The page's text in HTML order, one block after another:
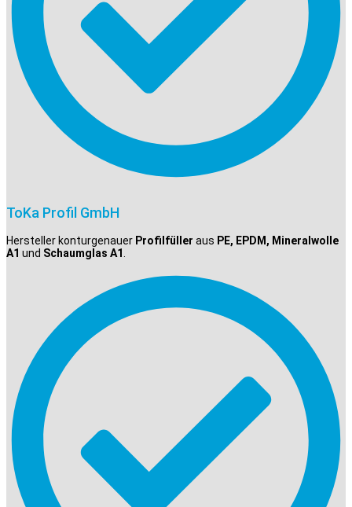
ToKa Profil GmbH
Hersteller konturgenauer Profilfüller aus PE, EPDM, Mineralwolle
A1 und Schaumglas A1